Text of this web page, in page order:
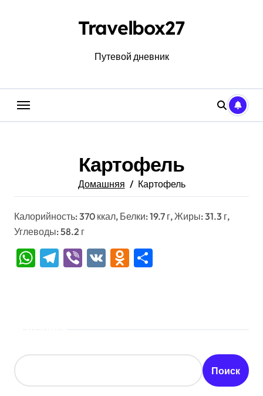
Travelbox27
Путевой дневник
Картофель
Домашняя Картофель
Калорийность: 370 ккал, Белки: 19.7 г, Жиры: 31.3 г,
Углеводы: 58.2 г
WhatsApp
Telegram
Viber
VK Odnoklassniki
Поиск